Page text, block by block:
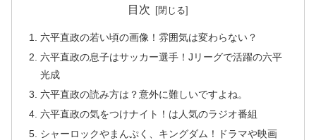
目次
六平直政の若い頃の画像！雰囲気は変わらない？
六平直政の息子はサッカー選手！Jリーグで活躍の六平
光成
六平直政の読み方は？意外に難しいですよね。
六平直政の気をつけナイト！は人気のラジオ番組
シャーロックやまんぷく、キングダム！ドラマや映画